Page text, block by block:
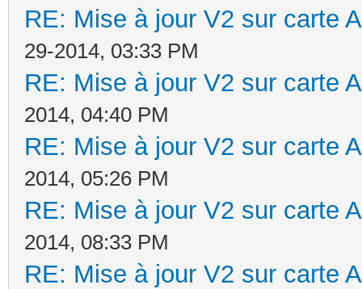
RE: Mise à jour V2 sur carte
29-2014, 03:33 PM
RE: Mise à jour V2 sur carte
2014, 04:40 PM
RE: Mise à jour V2 sur carte
2014, 05:26 PM
RE: Mise à jour V2 sur carte
2014, 08:33 PM
RE: Mise à jour V2 sur carte